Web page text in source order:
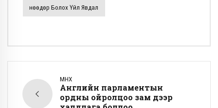
Өнөөдөр Болох Үйл Явдал
ӨМНӨХ
Английн парламентын
ордны ойролцоо зам дээр